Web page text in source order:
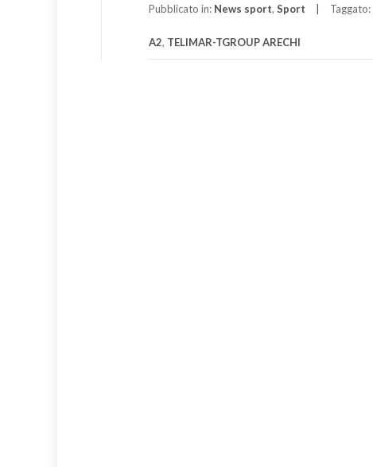
Pubblicato in: News sport, Sport Taggato:
A2, TELIMAR-TGROUP ARECHI